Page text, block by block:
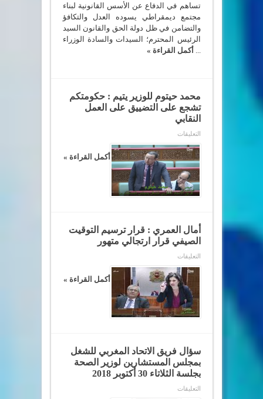
تساهم في الدفاع عن الأسس القانونية لبناء
مجتمع ديمقراطي يسوده العدل والتكافؤ
والتضامن في ظل دولة الحق والقانون السيد
الرئيس المحترم؛ السيدات والسادة الوزراء
... أكمل القراءة »
محمد حيتوم للوزير يتيم : حكومتكم
تشجع على التضييق على العمل
النقابي
التعليقات
حيتوم
للوزير
يتيم
:
حكومتكم
تشجع
على
النقابي
مغلقة
أكمل القراءة »
أمال العمري : قرار ترسيم التوقيت
الصيفي قرار ارتجالي متهور
التعليقات
العمري
:
قرار
ترسيم
التوقيت
الصيفي
قرار
أكمل القراءة »
سؤال فريق الاتحاد المغربي للشغل
بمجلس المستشارين لوزير الصحة
بجلسة الثلاتاء 30 أكتوبر 2018
التعليقات